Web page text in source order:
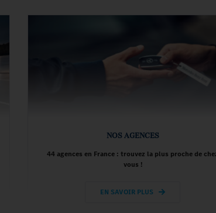
NOS AGENCES
44 agences en France : trouvez la plus proche de
vous !
EN SAVOIR PLUS